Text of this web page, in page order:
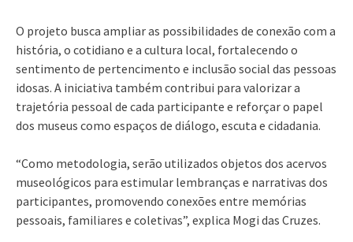
O projeto busca ampliar as possibilidades de conexão com a
história, o cotidiano e a cultura local, fortalecendo o
sentimento de pertencimento e inclusão social das pessoas
idosas. A iniciativa também contribui para valorizar a
trajetória pessoal de cada participante e reforçar o papel
dos museus como espaços de diálogo, escuta e cidadania.
“Como metodologia, serão utilizados objetos dos acervos
museológicos para estimular lembranças e narrativas dos
participantes, promovendo conexões entre memórias
pessoais, familiares e coletivas”, explica Mogi das Cruzes.